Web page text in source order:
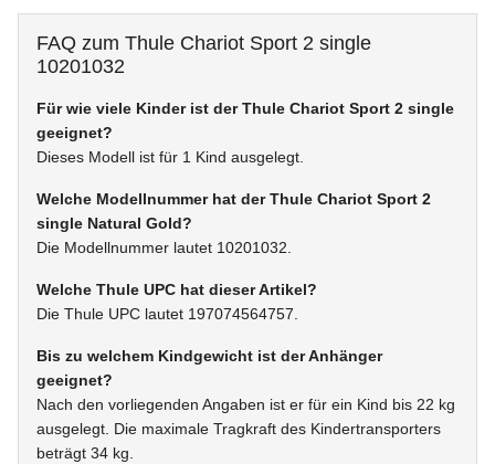
FAQ zum Thule Chariot Sport 2 single
10201032
Für wie viele Kinder ist der Thule Chariot Sport 2 single
geeignet?
Dieses Modell ist für 1 Kind ausgelegt.
Welche Modellnummer hat der Thule Chariot Sport 2
single Natural Gold?
Die Modellnummer lautet 10201032.
Welche Thule UPC hat dieser Artikel?
Die Thule UPC lautet 197074564757.
Bis zu welchem Kindgewicht ist der Anhänger
geeignet?
Nach den vorliegenden Angaben ist er für ein Kind bis 22 kg
ausgelegt. Die maximale Tragkraft des Kindertransporters
beträgt 34 kg.